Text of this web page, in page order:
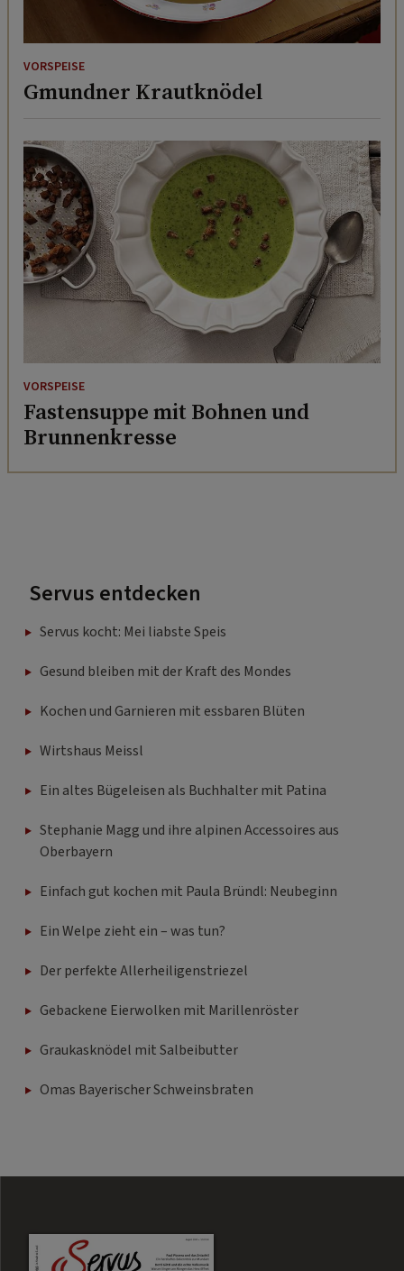
VORSPEISE
Gmundner Krautknödel
VORSPEISE
Fastensuppe mit Bohnen und
Brunnenkresse
Servus entdecken
Servus kocht: Mei liabste Speis
Gesund bleiben mit der Kraft des Mondes
Kochen und Garnieren mit essbaren Blüten
Wirtshaus Meissl
Ein altes Bügeleisen als Buchhalter mit Patina
Stephanie Magg und ihre alpinen Accessoires aus
Oberbayern
Einfach gut kochen mit Paula Bründl: Neubeginn
Ein Welpe zieht ein – was tun?
Der perfekte Allerheiligenstriezel
Gebackene Eierwolken mit Marillenröster
Graukasknödel mit Salbeibutter
Omas Bayerischer Schweinsbraten